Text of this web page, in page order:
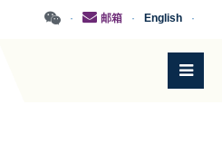
·
English
·
邮箱
·